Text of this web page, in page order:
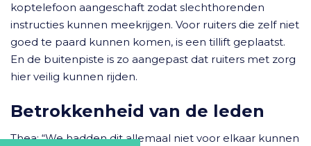
koptelefoon aangeschaft zodat slechthorenden
instructies kunnen meekrijgen. Voor ruiters die zelf niet
goed te paard kunnen komen, is een tillift geplaatst.
En de buitenpiste is zo aangepast dat ruiters met zorg
hier veilig kunnen rijden.
Betrokkenheid van de leden
Thea: “We hadden dit allemaal niet voor elkaar kunnen